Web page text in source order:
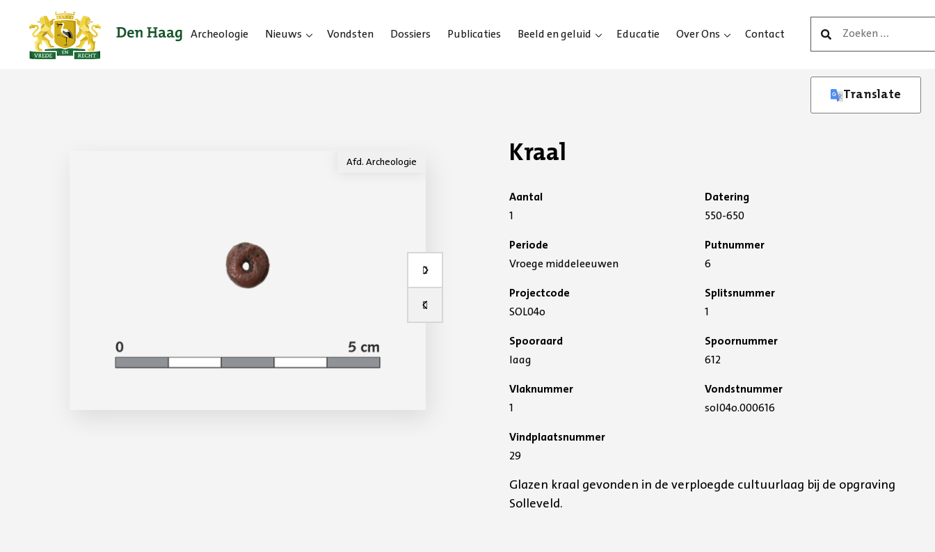
Archeologie Nieuws Vondsten Dossiers Publicaties Beeld en geluid Educatie Over Ons Contact
Zoeken
naar:
Translate
Kraal
Aantal
1
Datering
550-650
Periode
Vroege middeleeuwen
Putnummer
6
Projectcode
SOL04o
Splitsnummer
1
Spooraard
laag
Spoornummer
612
Vlaknummer
1
Vondstnummer
sol04o.000616
Vindplaatsnummer
29
Glazen kraal gevonden in de verploegde cultuurlaag bij de opgraving
Solleveld.
Afd. Archeologie
Volgende slide